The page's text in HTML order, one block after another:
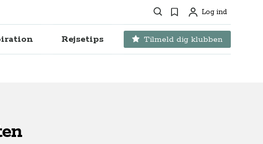
Søg Favoritter
ProfilLog ind
Rejsetips Tilmeld dig klubben